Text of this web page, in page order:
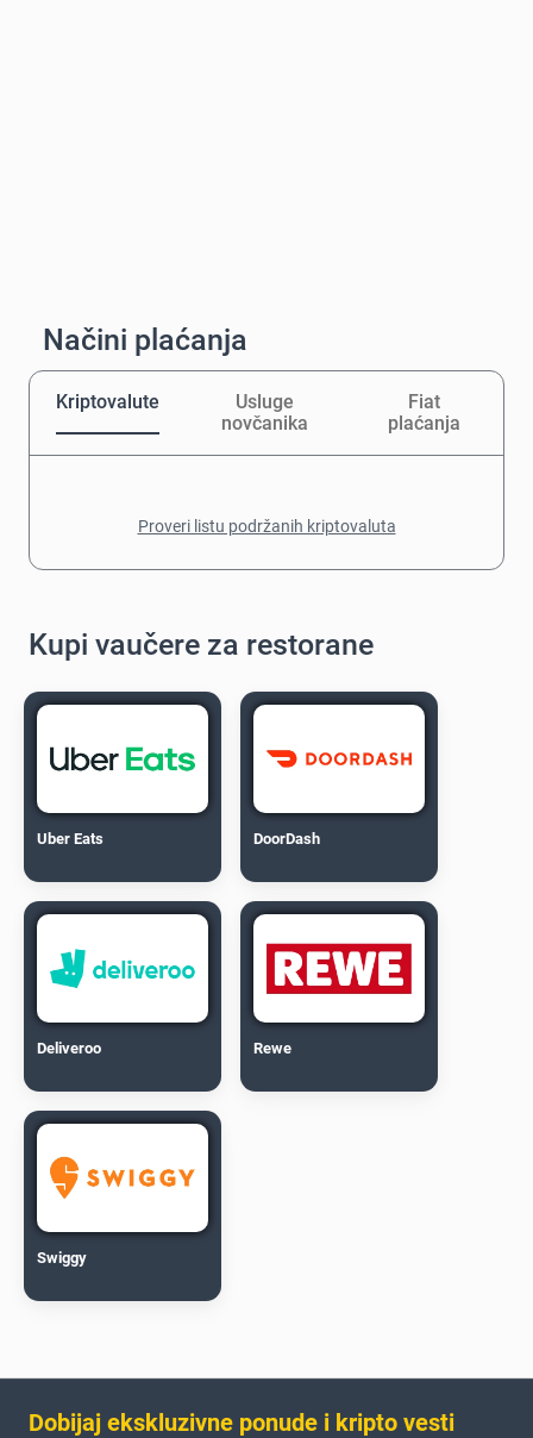
Načini plaćanja
Kriptovalute
Usluge
novčanika
Fiat
plaćanja
Proveri listu podržanih kriptovaluta
Kupi vaučere za restorane
Uber Eats DoorDash
Deliveroo Rewe
Swiggy
Dobijaj ekskluzivne ponude i kripto vesti